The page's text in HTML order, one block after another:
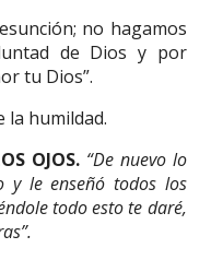
no hagamos
de Dios y por
tu Dios”.
la humildad.
OJOS. “De nuevo lo
le enseñó todos los
todo esto te daré,